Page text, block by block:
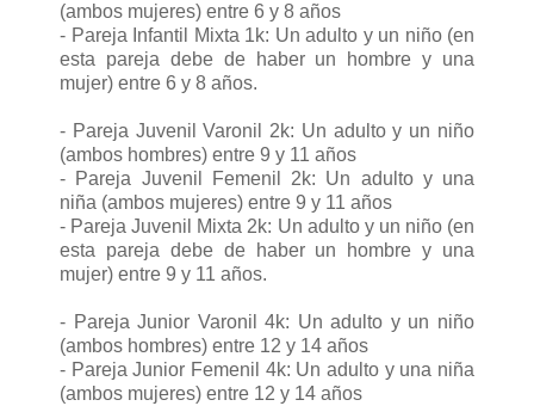
(ambos mujeres) entre 6 y 8 años
- Pareja Infantil Mixta 1k: Un adulto y un niño (en
esta pareja debe de haber un hombre y una
mujer) entre 6 y 8 años.
- Pareja Juvenil Varonil 2k: Un adulto y un niño
(ambos hombres) entre 9 y 11 años
- Pareja Juvenil Femenil 2k: Un adulto y una
niña (ambos mujeres) entre 9 y 11 años
- Pareja Juvenil Mixta 2k: Un adulto y un niño (en
esta pareja debe de haber un hombre y una
mujer) entre 9 y 11 años.
- Pareja Junior Varonil 4k: Un adulto y un niño
(ambos hombres) entre 12 y 14 años
- Pareja Junior Femenil 4k: Un adulto y una niña
(ambos mujeres) entre 12 y 14 años